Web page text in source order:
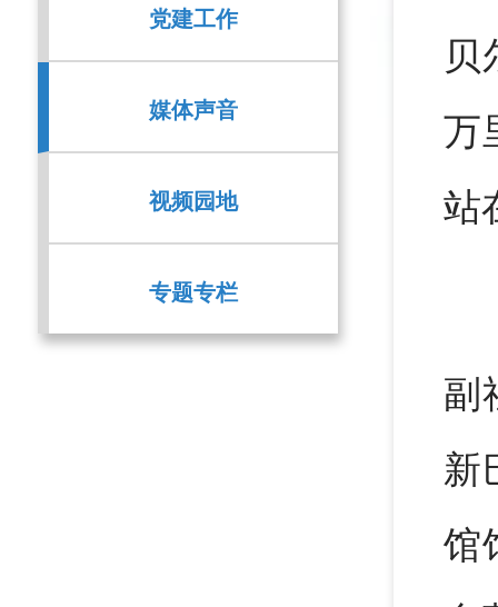
党建工作
媒体声音
视频园地
专题专栏
贝
万
站
副
新
馆